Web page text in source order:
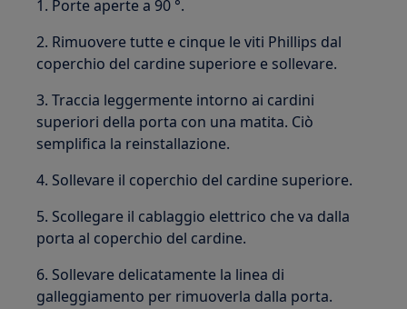
1. Porte aperte a 90 °.
2. Rimuovere tutte e cinque le viti Phillips dal
coperchio del cardine superiore e sollevare.
3. Traccia leggermente intorno ai cardini
superiori della porta con una matita. Ciò
semplifica la reinstallazione.
4. Sollevare il coperchio del cardine superiore.
5. Scollegare il cablaggio elettrico che va dalla
porta al coperchio del cardine.
6. Sollevare delicatamente la linea di
galleggiamento per rimuoverla dalla porta.